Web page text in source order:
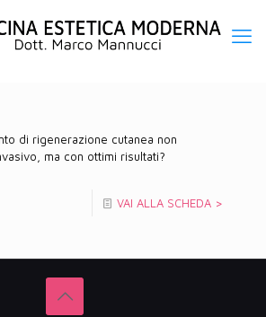
di rigenerazione cutanea non
ma con ottimi risultati?
VAI ALLA SCHEDA >